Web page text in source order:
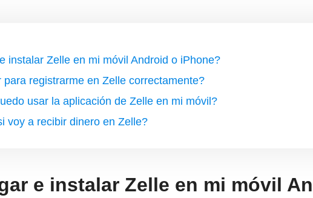
instalar Zelle en mi móvil Android o iPhone?
para registrarme en Zelle correctamente?
usar la aplicación de Zelle en mi móvil?
voy a recibir dinero en Zelle?
e instalar Zelle en mi móvil